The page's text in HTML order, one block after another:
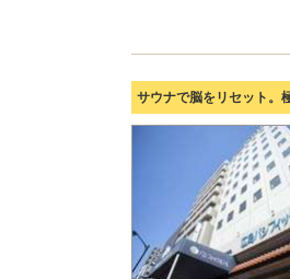
サウナで脳をリセット。